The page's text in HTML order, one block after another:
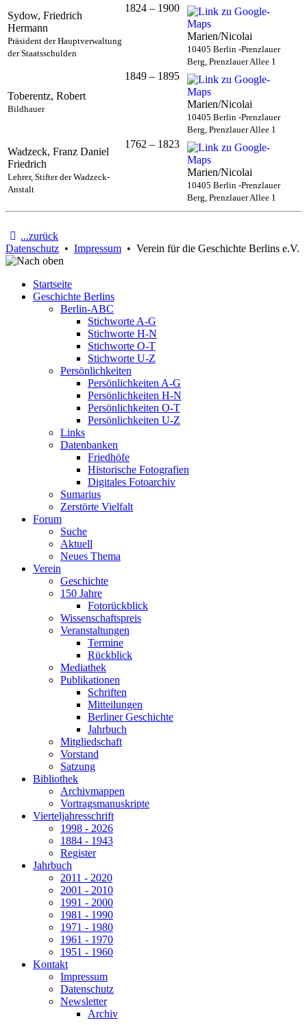
Sydow, Friedrich
Hermann
Präsident der Hauptverwaltung
der Staatsschulden
1824 – 1900
Marien/Nicolai
10405 Berlin -Prenzlauer
Berg, Prenzlauer Allee 1
Toberentz, Robert
Bildhauer
1849 – 1895
Marien/Nicolai
10405 Berlin -Prenzlauer
Berg, Prenzlauer Allee 1
Wadzeck, Franz Daniel
Friedrich
Lehrer, Stifter der Wadzeck-
Anstalt
1762 – 1823
Marien/Nicolai
10405 Berlin -Prenzlauer
Berg, Prenzlauer Allee 1
...zurück
Datenschutz • Impressum • Verein für die Geschichte Berlins e.V.
Startseite
Geschichte Berlins
Berlin-ABC
Stichworte A-G
Stichworte H-N
Stichworte O-T
Stichworte U-Z
Persönlichkeiten
Persönlichkeiten A-G
Persönlichkeiten H-N
Persönlichkeiten O-T
Persönlichkeiten U-Z
Links
Datenbanken
Friedhöfe
Historische Fotografien
Digitales Fotoarchiv
Sumarius
Zerstörte Vielfalt
Forum
Suche
Aktuell
Neues Thema
Verein
Geschichte
150 Jahre
Fotorückblick
Wissenschaftspreis
Veranstaltungen
Termine
Rückblick
Mediathek
Publikationen
Schriften
Mitteilungen
Berliner Geschichte
Jahrbuch
Mitgliedschaft
Vorstand
Satzung
Bibliothek
Archivmappen
Vortragsmanuskripte
Vierteljahresschrift
1998 - 2026
1884 - 1943
Register
Jahrbuch
2011 - 2020
2001 - 2010
1991 - 2000
1981 - 1990
1971 - 1980
1961 - 1970
1951 - 1960
Kontakt
Impressum
Datenschutz
Newsletter
Archiv